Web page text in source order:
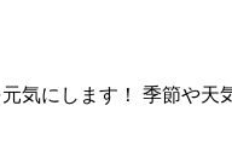
気にします！ 季節や